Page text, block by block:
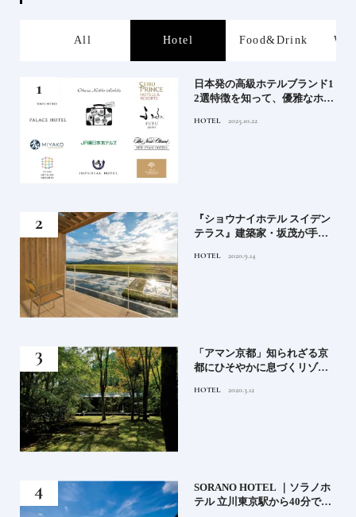
All Hotel Food&Drink
日本発の高級ホテルブランド1
2選特徴を知って、優雅なホテ
ンド大解剖①
HOTEL 2025.10.22
『ショウナイホテル スイデン
テラス』建築家・坂茂が手掛
シンボル
HOTEL 2020.9.14
「アマン京都」知られざる京
都にひそやかに息づくリゾー
HOTEL 2020.3.12
SORANO HOTEL ｜ソラノホ
テル 立川東京駅から40分で行